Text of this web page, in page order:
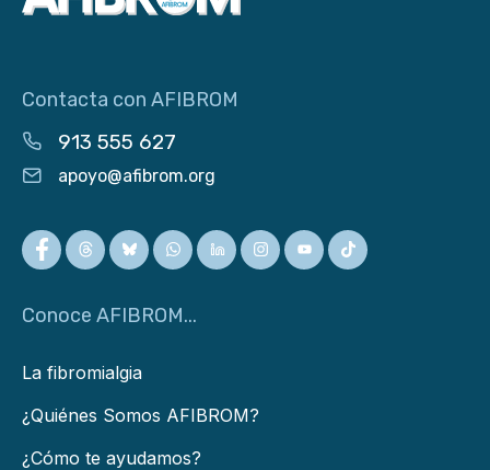
Contacta con AFIBROM
913 555 627
apoyo@afibrom.org
Conoce AFIBROM...
La fibromialgia
¿Quiénes Somos AFIBROM?
¿Cómo te ayudamos?